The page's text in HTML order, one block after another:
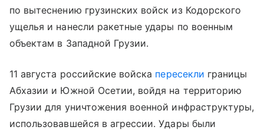
по вытеснению грузинских войск из Кодорского
ущелья и нанесли ракетные удары по военным
объектам в Западной Грузии.
11 августа российские войска пересекли границы
Абхазии и Южной Осетии, войдя на территорию
Грузии для уничтожения военной инфраструктуры,
использовавшейся в агрессии. Удары были